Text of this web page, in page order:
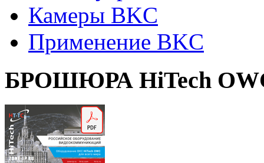
Камеры BKC
Применение BKC
БРОШЮРА HiTech